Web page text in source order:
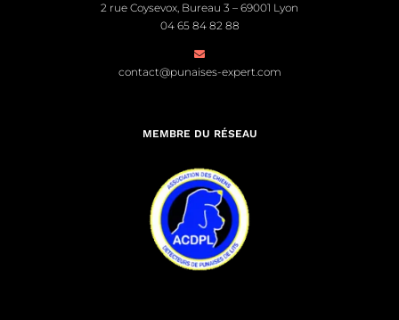
2 rue Coysevox, Bureau 3 – 69001 Lyon
04 65 84 82 88
contact@punaises-expert.com
MEMBRE DU RÉSEAU